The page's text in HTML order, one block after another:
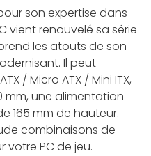
son expertise dans
vient renouvelé sa série
les atouts de son
Il peut
/ Micro ATX / Mini ITX,
mm, une alimentation
165 mm de hauteur.
combinaisons de
PC de jeu.